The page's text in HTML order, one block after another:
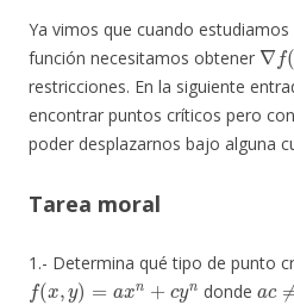
Ya vimos que cuando
función necesitamos obtener
∇f(
restricciones. En la siguiente
encontrar puntos críticos pero
poder desplazarnos bajo alguna
Tarea moral
1.- Determina qué tipo de punto
f(x ,y)=axn+cyn
donde
ac ≠